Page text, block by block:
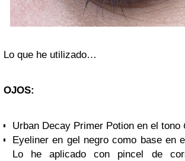
Lo que he utilizado…
OJOS:
Urban Decay Primer Potion en el tono
Eyeliner en gel negro como base en
Lo he aplicado con pincel de